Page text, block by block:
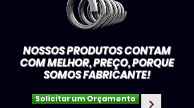
NOSSOS PRODUTOS CONTAM
COM MELHOR, PREÇO, PORQUE
SOMOS FABRICANTE!
Solicitar um Orçamento